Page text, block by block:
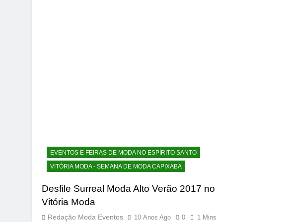
EVENTOS E FEIRAS DE MODA NO ESPÍRITO SANTO
VITÓRIA MODA - SEMANA DE MODA CAPIXABA
Desfile Surreal Moda Alto Verão 2017 no
Vitória Moda
Redação Moda Eventos 10 Anos Ago 0 1 Mins